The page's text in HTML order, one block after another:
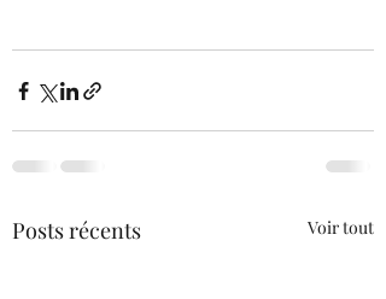
Posts récents Voir tout